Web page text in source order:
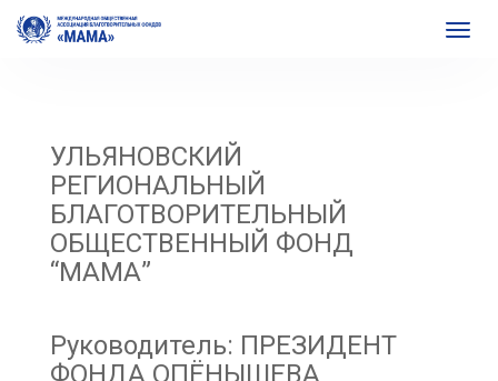
УЛЬЯНОВСКИЙ
РЕГИОНАЛЬНЫЙ
БЛАГОТВОРИТЕЛЬНЫЙ
ОБЩЕСТВЕННЫЙ ФОНД
“МАМА”
Руководитель: ПРЕЗИДЕНТ
ФОНДА ОПЁНЫШЕВА